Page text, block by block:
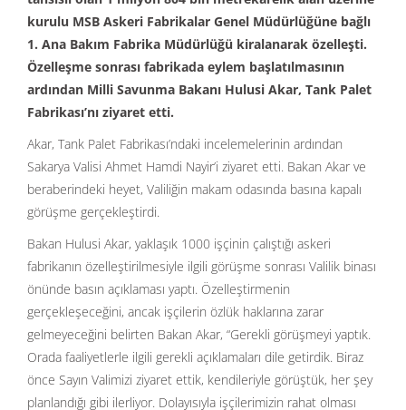
kurulu MSB Askeri Fabrikalar Genel Müdürlüğüne bağlı
1. Ana Bakım Fabrika Müdürlüğü kiralanarak özelleşti.
Özelleşme sonrası fabrikada eylem başlatılmasının
ardından Milli Savunma Bakanı Hulusi Akar, Tank Palet
Fabrikası’nı ziyaret etti.
Akar, Tank Palet Fabrikası’ndaki incelemelerinin ardından
Sakarya Valisi Ahmet Hamdi Nayir’i ziyaret etti. Bakan Akar ve
beraberindeki heyet, Valiliğin makam odasında basına kapalı
görüşme gerçekleştirdi.
Bakan Hulusi Akar, yaklaşık 1000 işçinin çalıştığı askeri
fabrikanın özelleştirilmesiyle ilgili görüşme sonrası Valilik binası
önünde basın açıklaması yaptı. Özelleştirmenin
gerçekleşeceğini, ancak işçilerin özlük haklarına zarar
gelmeyeceğini belirten Bakan Akar, “Gerekli görüşmeyi yaptık.
Orada faaliyetlerle ilgili gerekli açıklamaları dile getirdik. Biraz
önce Sayın Valimizi ziyaret ettik, kendileriyle görüştük, her şey
planlandığı gibi ilerliyor. Dolayısıyla işçilerimizin rahat olması